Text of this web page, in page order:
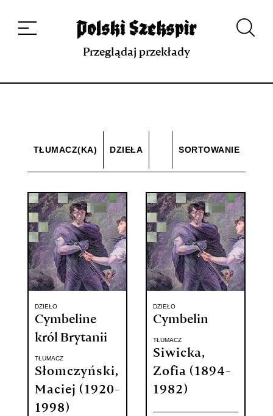
projekcie
Kontakt Indeks strony Aplikacja
Repozytorium XIX w.
Przeglądaj przekłady
TŁUMACZ(KA) DZIEŁA SORTOWANIE
DZIEŁO
Cymbeline
król Brytanii
TŁUMACZ
Słomczyński,
Maciej (1920-
1998)
DZIEŁO
Cymbelin
TŁUMACZ
Siwicka,
Zofia (1894-
1982)